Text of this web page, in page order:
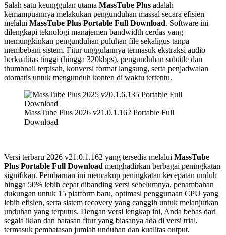
Salah satu keunggulan utama MassTube Plus adalah
kemampuannya melakukan pengunduhan massal secara efisien
melalui MassTube Plus Portable Full Download. Software ini
dilengkapi teknologi manajemen bandwidth cerdas yang
memungkinkan pengunduhan puluhan file sekaligus tanpa
membebani sistem. Fitur unggulannya termasuk ekstraksi audio
berkualitas tinggi (hingga 320kbps), pengunduhan subtitle dan
thumbnail terpisah, konversi format langsung, serta penjadwalan
otomatis untuk mengunduh konten di waktu tertentu.
MassTube Plus 2026 v21.0.1.162 Portable Full
Download
Versi terbaru 2026 v21.0.1.162 yang tersedia melalui MassTube
Plus Portable Full Download menghadirkan berbagai peningkatan
signifikan. Pembaruan ini mencakup peningkatan kecepatan unduh
hingga 50% lebih cepat dibanding versi sebelumnya, penambahan
dukungan untuk 15 platform baru, optimasi penggunaan CPU yang
lebih efisien, serta sistem recovery yang canggih untuk melanjutkan
unduhan yang terputus. Dengan versi lengkap ini, Anda bebas dari
segala iklan dan batasan fitur yang biasanya ada di versi trial,
termasuk pembatasan jumlah unduhan dan kualitas output.